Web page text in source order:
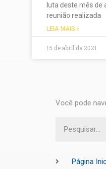
luta deste mês de
reunião realizada
LEIA MAIS »
15 de abril de 2021
Você pode
Página